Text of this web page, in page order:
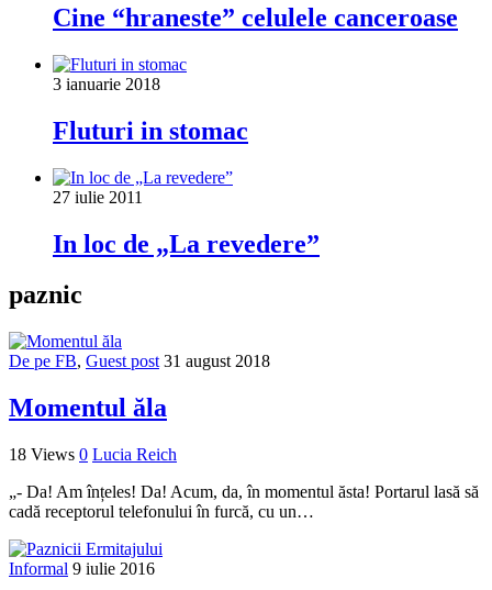
Cine “hraneste” celulele canceroase
3 ianuarie 2018
Fluturi in stomac
27 iulie 2011
In loc de „La revedere”
paznic
De pe FB, Guest post 31 august 2018
Momentul ăla
18 Views 0 Lucia Reich
„- Da! Am înțeles! Da! Acum, da, în momentul ăsta! Portarul lasă să
cadă receptorul telefonului în furcă, cu un…
Informal 9 iulie 2016